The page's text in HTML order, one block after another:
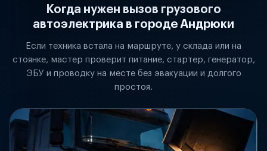
Когда нужен вызов грузового
автоэлектрика в городе Андрюки
Если техника встала на маршруте, у склада или на
стоянке, мастер проверит питание, стартер, генератор,
ЭБУ и проводку на месте без эвакуации и долгого
простоя.